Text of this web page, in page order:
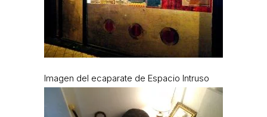
Imagen del ecaparate de Espacio Intruso